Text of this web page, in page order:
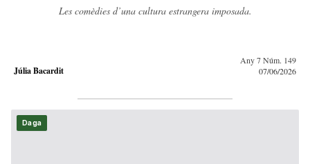
Les comèdies d’una cultura estrangera imposada.
Júlia Bacardit
Any 7 Núm. 149
07/06/2026
Daga